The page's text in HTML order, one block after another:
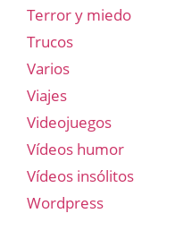
Terror y miedo
Trucos
Varios
Viajes
Videojuegos
Vídeos humor
Vídeos insólitos
Wordpress